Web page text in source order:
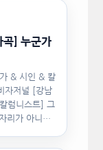
곡] 누군가
& 시인 & 칼
자저널 [강남
럼니스트] 그
리가 아니라,